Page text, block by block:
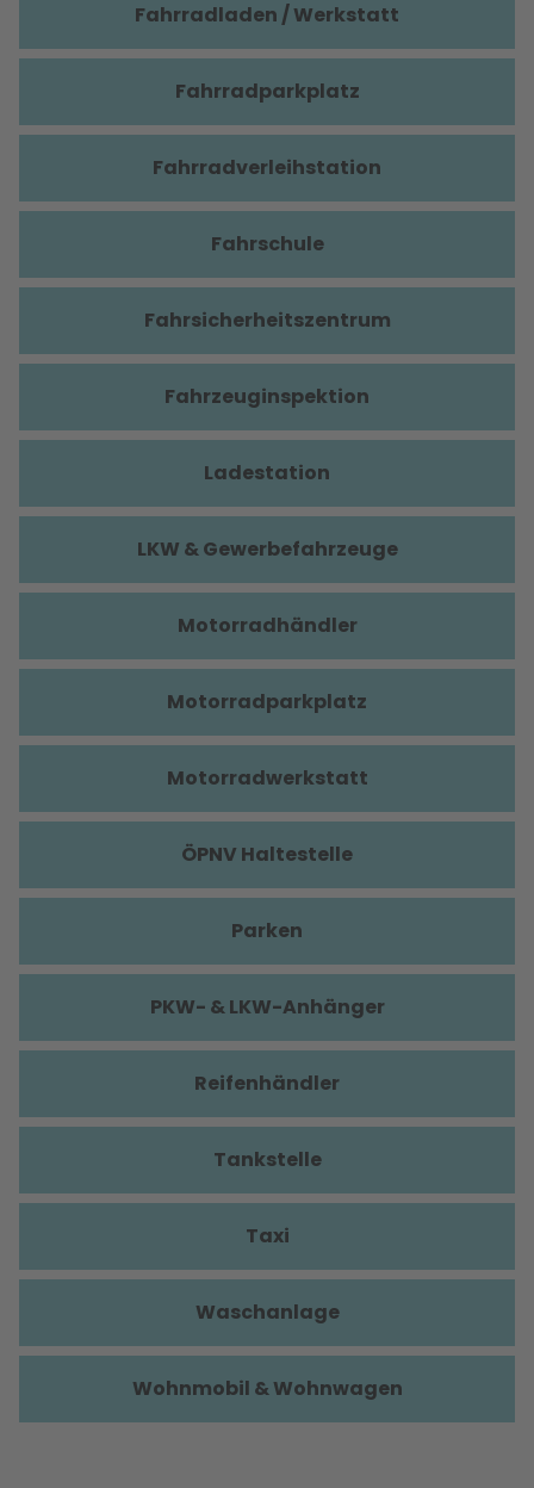
Fahrradladen / Werkstatt
Fahrradparkplatz
Fahrradverleihstation
Fahrschule
Fahrsicherheitszentrum
Fahrzeuginspektion
Ladestation
LKW & Gewerbefahrzeuge
Motorradhändler
Motorradparkplatz
Motorradwerkstatt
ÖPNV Haltestelle
Parken
PKW- & LKW-Anhänger
Reifenhändler
Tankstelle
Taxi
Waschanlage
Wohnmobil & Wohnwagen